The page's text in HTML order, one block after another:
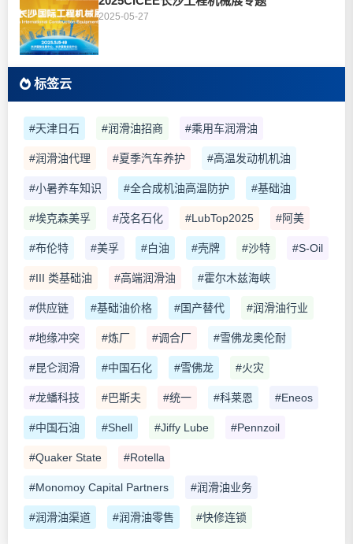
2025-05-27
标签云
#天津日石 #润滑油招商 #乘用车润滑油
#润滑油代理 #夏季汽车养护 #高温发动机机油
#小暑养车知识 #全合成机油高温防护 #基础油
#埃克森美孚 #茂名石化 #LubTop2025 #阿美
#布伦特 #美孚 #白油 #壳牌 #沙特 #S-Oil
#III 类基础油 #高端润滑油 #霍尔木兹海峡
#供应链 #基础油价格 #国产替代 #润滑油行业
#地缘冲突 #炼厂 #调合厂 #雪佛龙奥伦耐
#昆仑润滑 #中国石化 #雪佛龙 #火灾
#龙蟠科技 #巴斯夫 #统一 #科莱恩 #Eneos
#中国石油 #Shell #Jiffy Lube #Pennzoil
#Quaker State #Rotella
#Monomoy Capital Partners #润滑油业务
#润滑油渠道 #润滑油零售 #快修连锁